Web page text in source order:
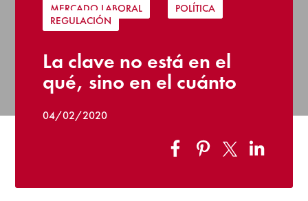
MERCADO LABORAL POLÍTICA
REGULACIÓN
La clave no está en el
qué, sino en el cuánto
04/02/2020